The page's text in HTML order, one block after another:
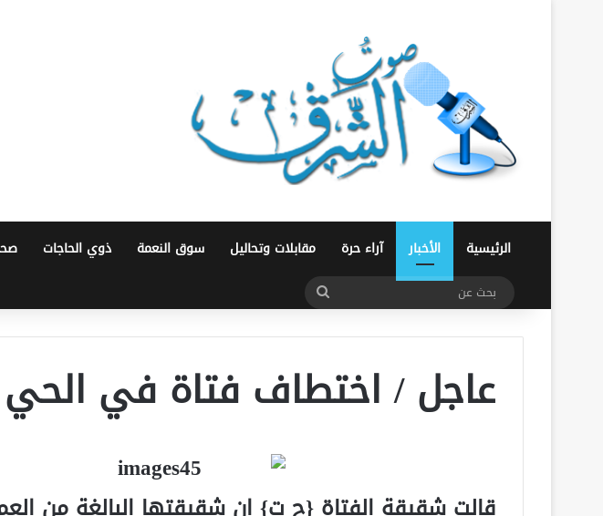
الرئيسية الأخبار آراء حرة مقابلات وتحاليل سوق النعمة ذوي الحاجات
بحث
عاجل / اختطاف فتاة في